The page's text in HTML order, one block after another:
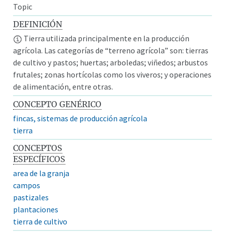
Topic
DEFINICIÓN
Tierra utilizada principalmente en la producción
agrícola. Las categorías de “terreno agrícola” son: tierras
de cultivo y pastos; huertas; arboledas; viñedos; arbustos
frutales; zonas hortícolas como los viveros; y operaciones
de alimentación, entre otras.
CONCEPTO GENÉRICO
fincas, sistemas de producción agrícola
tierra
CONCEPTOS
ESPECÍFICOS
area de la granja
campos
pastizales
plantaciones
tierra de cultivo